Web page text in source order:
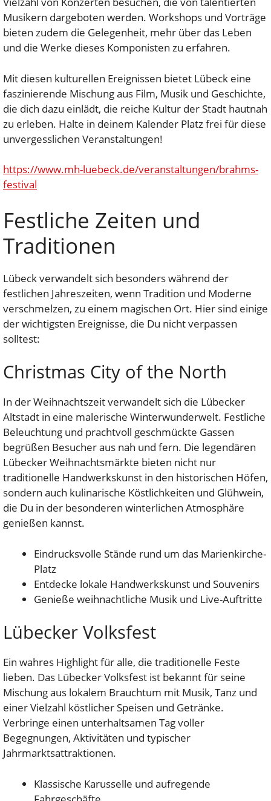
Musikern dargeboten werden. Workshops und Vorträge
bieten zudem die Gelegenheit, mehr über das Leben
und die Werke dieses Komponisten zu erfahren.
Mit diesen kulturellen Ereignissen bietet Lübeck eine
faszinierende Mischung aus Film, Musik und Geschichte,
die dich dazu einlädt, die reiche Kultur der Stadt hautnah
zu erleben. Halte in deinem Kalender Platz frei für diese
unvergesslichen Veranstaltungen!
https://www.mh-luebeck.de/veranstaltungen/brahms-
festival
Festliche Zeiten und
Traditionen
Lübeck verwandelt sich besonders während der
festlichen Jahreszeiten, wenn Tradition und Moderne
verschmelzen, zu einem magischen Ort. Hier sind einige
der wichtigsten Ereignisse, die Du nicht verpassen
solltest:
Christmas City of the North
In der Weihnachtszeit verwandelt sich die Lübecker
Altstadt in eine malerische Winterwunderwelt. Festliche
Beleuchtung und prachtvoll geschmückte Gassen
begrüßen Besucher aus nah und fern. Die legendären
Lübecker Weihnachtsmärkte bieten nicht nur
traditionelle Handwerkskunst in den historischen Höfen,
sondern auch kulinarische Köstlichkeiten und Glühwein,
die Du in der besonderen winterlichen Atmosphäre
genießen kannst.
Eindrucksvolle Stände rund um das Marienkirche-
Platz
Entdecke lokale Handwerkskunst und Souvenirs
Genieße weihnachtliche Musik und Live-Auftritte
Lübecker Volksfest
Ein wahres Highlight für alle, die traditionelle Feste
lieben. Das Lübecker Volksfest ist bekannt für seine
Mischung aus lokalem Brauchtum mit Musik, Tanz und
einer Vielzahl köstlicher Speisen und Getränke.
Verbringe einen unterhaltsamen Tag voller
Begegnungen, Aktivitäten und typischer
Jahrmarktsattraktionen.
Klassische Karusselle und aufregende